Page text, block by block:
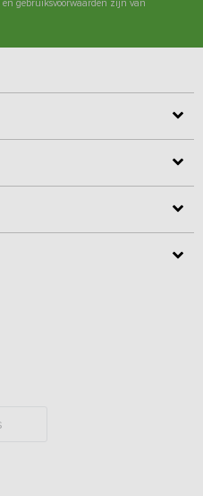
en gebruiksvoorwaarden zijn van